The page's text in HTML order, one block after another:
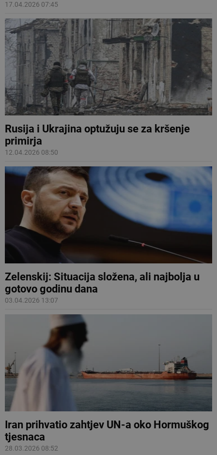
17.04.2026 07:45
Rusija i Ukrajina optužuju se za kršenje
primirja
12.04.2026 08:50
Zelenskij: Situacija složena, ali najbolja u
gotovo godinu dana
03.04.2026 13:07
Iran prihvatio zahtjev UN-a oko Hormuškog
tjesnaca
28.03.2026 08:52